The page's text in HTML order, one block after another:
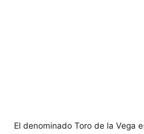
El denominado Toro de la Vega